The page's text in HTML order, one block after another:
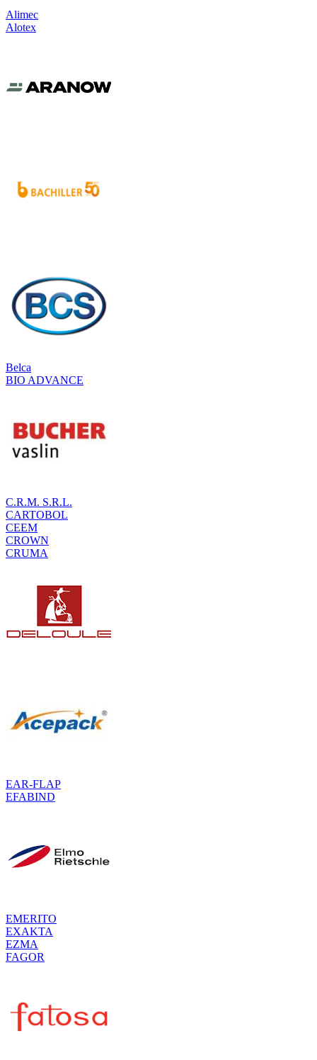
Alimec
Alotex
Belca
BIO ADVANCE
C.R.M. S.R.L.
CARTOBOL
CEEM
CROWN
CRUMA
EAR-FLAP
EFABIND
EMERITO
EXAKTA
EZMA
FAGOR